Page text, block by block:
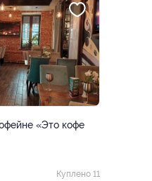
«Это кофе
Куплено 11